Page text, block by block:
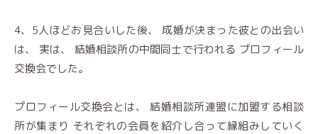
4、5人ほどお見合いした後、 成婚が決まった彼との出会い
は、 実は、 結婚相談所の中間同士で行われる プロフィール
交換会でした。
プロフィール交換会とは、 結婚相談所連盟に加盟する相談
所が集まり それぞれの会員を紹介し合って縁組みしていく